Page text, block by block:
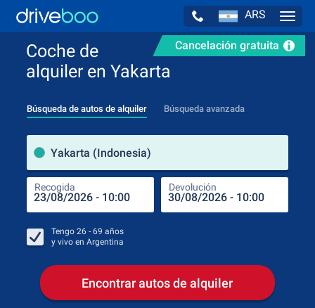
ARS
Cancelación gratuita
Coche de
alquiler en Yakarta
Búsqueda de autos de alquiler Búsqueda avanzada
Yakarta (Indonesia)
Recogida Devolución
Tengo 26 - 69 años
y vivo en Argentina
Encontrar autos de alquiler